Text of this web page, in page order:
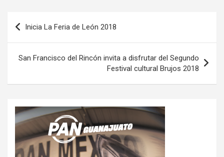
Navegación
de
entradas
Inicia La Feria de León 2018
San Francisco del Rincón invita a disfrutar del Segundo
Festival cultural Brujos 2018